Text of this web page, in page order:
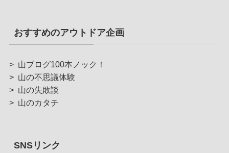
おすすめのアウトドア企画
> 山ブログ100本ノック！
> 山の不思議体験
> 山の失敗談
> 山のカタチ
SNSリンク